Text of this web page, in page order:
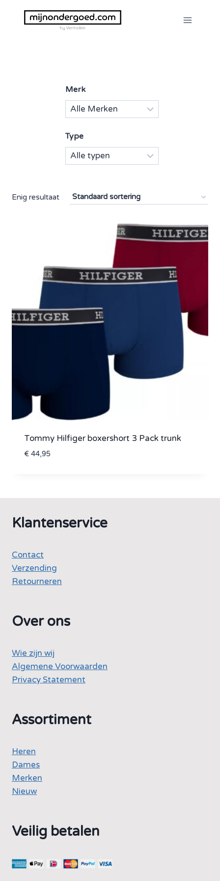
Enig resultaat
Tommy Hilfiger boxershort 3 Pack trunk
€44,95
Merk
Type
Klantenservice
Contact
Verzending
Retourneren
Over ons
Wie zijn wij
Algemene Voorwaarden
Privacy Statement
Assortiment
Heren
Dames
Merken
Nieuw
Veilig betalen